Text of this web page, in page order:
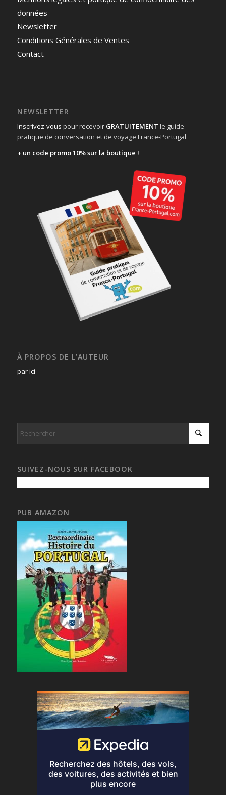
données
Newsletter
Conditions Générales de Ventes
Contact
NEWSLETTER
Inscrivez-vous pour recevoir GRATUITEMENT le guide
pratique de conversation et de voyage France-Portugal
+ un code promo 10% sur la boutique !
À PROPOS DE L’AUTEUR
par ici
SUIVEZ-NOUS SUR FACEBOOK
PUB AMAZON